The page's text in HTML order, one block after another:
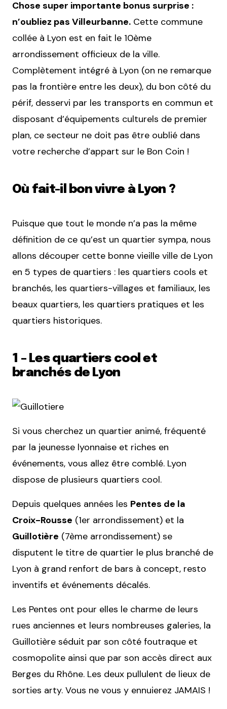
Chose super importante bonus surprise :
n’oubliez pas Villeurbanne. Cette commune
collée à Lyon est en fait le 10ème
arrondissement officieux de la ville.
Complètement intégré à Lyon (on ne remarque
pas la frontière entre les deux), du bon côté du
périf, desservi par les transports en commun et
disposant d’équipements culturels de premier
plan, ce secteur ne doit pas être oublié dans
votre recherche d’appart sur le Bon Coin !
Où fait-il bon vivre à Lyon ?
Puisque que tout le monde n’a pas la même
définition de ce qu’est un quartier sympa, nous
allons découper cette bonne vieille ville de Lyon
en 5 types de quartiers : les quartiers cools et
branchés, les quartiers-villages et familiaux, les
beaux quartiers, les quartiers pratiques et les
quartiers historiques.
1 – Les quartiers cool et
branchés de Lyon
Si vous cherchez un quartier animé, fréquenté
par la jeunesse lyonnaise et riches en
événements, vous allez être comblé. Lyon
dispose de plusieurs quartiers cool.
Depuis quelques années les Pentes de la
Croix-Rousse (1er arrondissement) et la
Guillotière (7ème arrondissement) se
disputent le titre de quartier le plus branché de
Lyon à grand renfort de bars à concept, resto
inventifs et événements décalés.
Les Pentes ont pour elles le charme de leurs
rues anciennes et leurs nombreuses galeries, la
Guillotière séduit par son côté foutraque et
cosmopolite ainsi que par son accès direct aux
Berges du Rhône. Les deux pullulent de lieux de
sorties arty. Vous ne vous y ennuierez JAMAIS !